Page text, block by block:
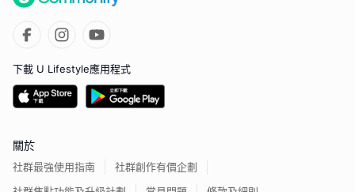
下載 U Lifestyle應用程式
關於
社群最強使用指南
社群創作有價企劃